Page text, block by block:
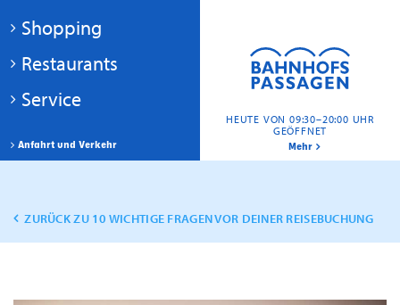
HEUTE VON 09:30–20:00 UHR
GEÖFFNET
Mehr
Anfahrt und Verkehr
Shopping
Restaurants
Service
ZURÜCK ZU 10 WICHTIGE FRAGEN VOR DEINER REISEBUCHUNG